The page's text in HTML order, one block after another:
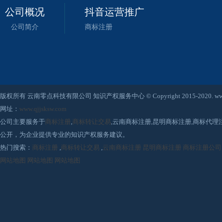
公司概况
公司简介
抖音运营推广
商标注册
版权所有 云南零点科技有限公司 知识产权服务中心 © Copyright 2015-2020.
网址： www.qjjsksw.com
公司主要服务于商标注册 ,商标转让交易,云南商标注册,昆明商标注册,商标代
公开，为企业提供专业的知识产权服务建议。
热门搜索： 商标注册 ,商标转让交易 ,云南商标注册 昆明商标注册
商标注册公司
网站地图 网站地图 网站地图